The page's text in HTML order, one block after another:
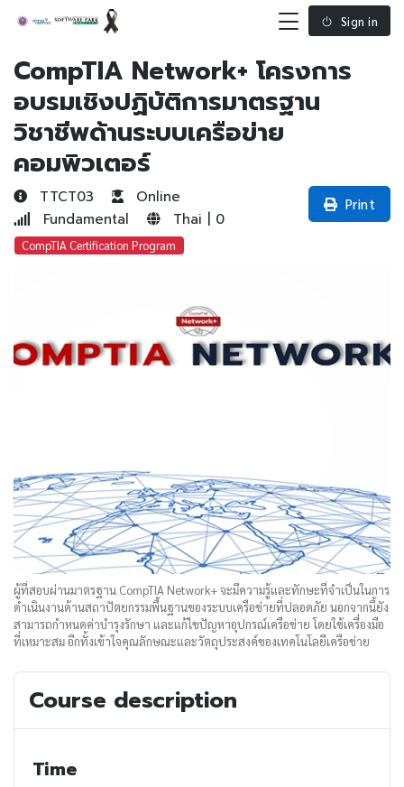
Sign in
CompTIA Network+ โครงการ
อบรมเชิงปฏิบัติการมาตรฐาน
วิชาชีพด้านระบบเครือข่าย
คอมพิวเตอร์
TTCT03
Online
Fundamental
Thai | 0
CompTIA Certification Program
Print
ผู้ที่สอบผ่านมาตรฐาน CompTIA Network+ จะมีความรู้และทักษะที่จำเป็นในการ
ดำเนินงานด้านสถาปัตยกรรมพื้นฐานของระบบเครือข่ายที่ปลอดภัย นอกจากนี้ยัง
สามารถกำหนดค่าบำรุงรักษา และแก้ไขปัญหาอุปกรณ์เครือข่าย โดยใช้เครื่องมือ
ที่เหมาะสม อีกทั้งเข้าใจคุณลักษณะและวัตถุประสงค์ของเทคโนโลยีเครือข่าย
Course description
Time